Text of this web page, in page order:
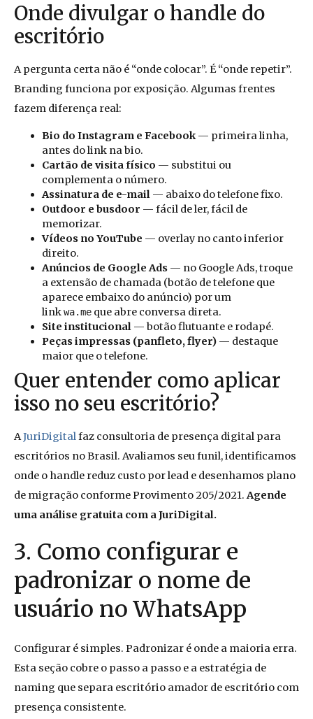
Onde divulgar o handle do
escritório
A pergunta certa não é “onde colocar”. É “onde repetir”.
Branding funciona por exposição. Algumas frentes
fazem diferença real:
Bio do Instagram e Facebook— primeira linha,
antes do link na bio.
Cartão de visita físico — substitui ou
complementa o número.
Assinatura de e-mail — abaixo do telefone fixo.
Outdoor e busdoor — fácil de ler, fácil de
memorizar.
Vídeos no YouTube — overlay no canto inferior
direito.
Anúncios de Google Ads — no Google Ads, troque
a extensão de chamada (botão de telefone que
aparece embaixo do anúncio) por um
linkwa.me que abre conversa direta.
Site institucional — botão flutuante e rodapé.
Peças impressas (panfleto, flyer) — destaque
maior que o telefone.
Quer entender como aplicar
isso no seu escritório?
AJuriDigitalfaz consultoria de presença digital para
escritórios no Brasil. Avaliamos seu funil, identificamos
onde o handle reduz custo por lead e desenhamos plano
de migração conforme Provimento 205/2021.Agende
uma análise gratuita com a JuriDigital.
3. Como configurar e
padronizar o nome de
usuário no WhatsApp
Configurar é simples. Padronizar é onde a maioria erra.
Esta seção cobre o passo a passo e a estratégia de
naming que separa escritório amador de escritório com
presença consistente.